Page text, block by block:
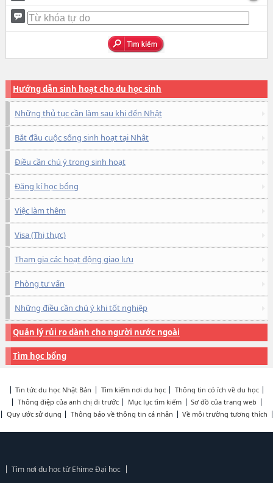
Hướng dẫn sinh hoạt cho du học sinh
Những thủ tục cần làm sau khi đến Nhật
Bắt đầu cuộc sống sinh hoạt tại Nhật
Điều cần chú ý trong sinh hoạt
Đăng kí học bổng
Việc làm thêm
Visa (Thị thực)
Tham gia các hoạt động giao lưu
Phòng tư vấn
Những điều cần chú ý khi tốt nghiệp
Quản lý rủi ro dành cho người nước ngoài
Tìm học bổng
Tin tức du học Nhật Bản Tìm kiếm nơi du học
Thông tin có ích về du học
Thông điệp của anh chị đi trước
Mục lục tìm kiếm
Sơ đồ của trang web
Quy ước sử dụng
Thông báo về thông tin cá nhân Về môi trường tương thích
Tìm nơi du học từ Ehime Đại học